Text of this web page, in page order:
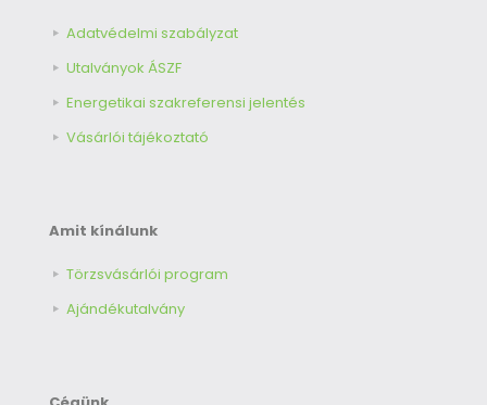
Adatvédelmi szabályzat
Utalványok ÁSZF
Energetikai szakreferensi jelentés
Vásárlói tájékoztató
Amit kínálunk
Törzsvásárlói program
Ajándékutalvány